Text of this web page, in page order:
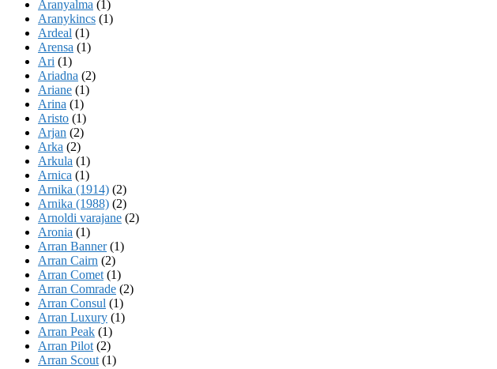
Aranyalma (1)
Aranykincs (1)
Ardeal (1)
Arensa (1)
Ari (1)
Ariadna (2)
Ariane (1)
Arina (1)
Aristo (1)
Arjan (2)
Arka (2)
Arkula (1)
Arnica (1)
Arnika (1914) (2)
Arnika (1988) (2)
Arnoldi varajane (2)
Aronia (1)
Arran Banner(1)
Arran Cairn (2)
Arran Comet (1)
Arran Comrade (2)
Arran Consul (1)
Arran Luxury (1)
Arran Peak (1)
Arran Pilot (2)
Arran Scout (1)